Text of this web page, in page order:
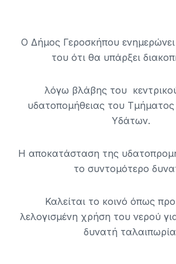
Ο Δήμος Γεροσκήπου
του ότι θα υπάρξει
λόγω βλάβης του
υδατοπομήθειας του
Υδάτων.
Η αποκατάσταση της
το συντομότερο
Καλείται το κοινό όπως
λελογισμένη χρήση του νερού
δυνατή